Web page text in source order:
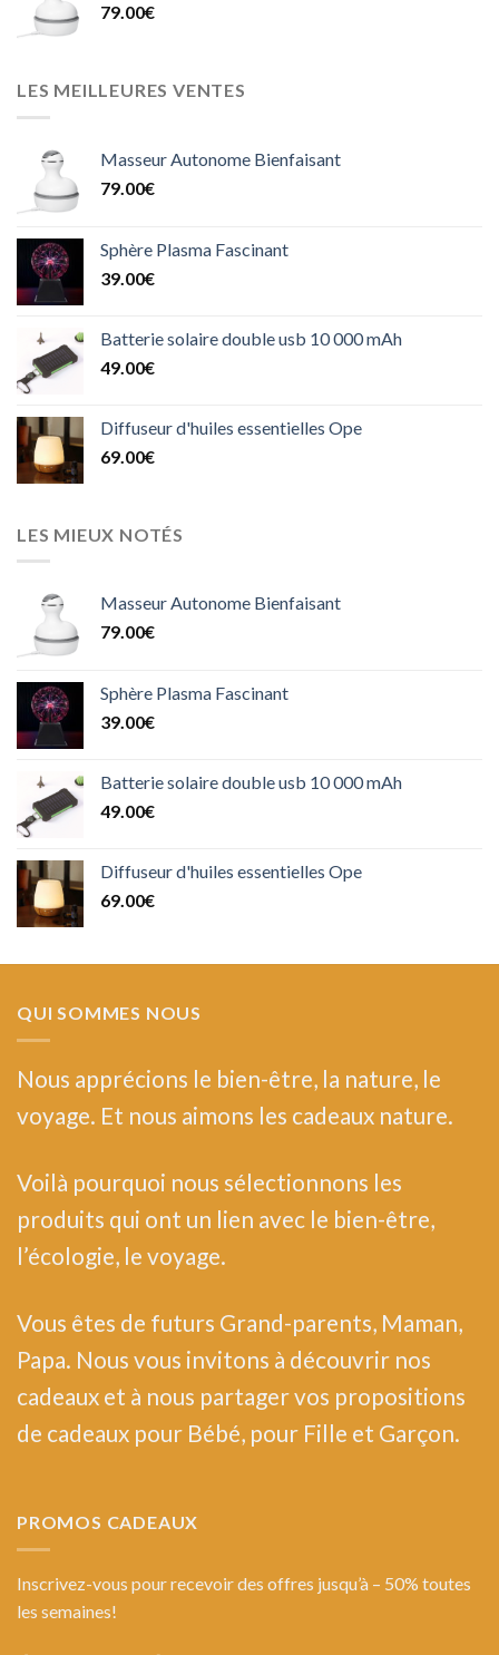
79.00€
LES MEILLEURES VENTES
Masseur Autonome Bienfaisant
79.00€
Sphère Plasma Fascinant
39.00€
Batterie solaire double usb 10 000 mAh
49.00€
Diffuseur d'huiles essentielles Ope
69.00€
LES MIEUX NOTÉS
Masseur Autonome Bienfaisant
79.00€
Sphère Plasma Fascinant
39.00€
Batterie solaire double usb 10 000 mAh
49.00€
Diffuseur d'huiles essentielles Ope
69.00€
QUI SOMMES NOUS
Nous apprécions le bien-être, la nature, le
voyage. Et nous aimons les cadeaux nature.
Voilà pourquoi nous sélectionnons les
produits qui ont un lien avec le bien-être,
l’écologie, le voyage.
Vous êtes de futurs Grand-parents, Maman,
Papa. Nous vous invitons à découvrir nos
cadeaux et à nous partager vos propositions
de cadeaux pour Bébé, pour Fille et Garçon.
PROMOS CADEAUX
Inscrivez-vous pour recevoir des offres jusqu’à – 50% toutes
les semaines!